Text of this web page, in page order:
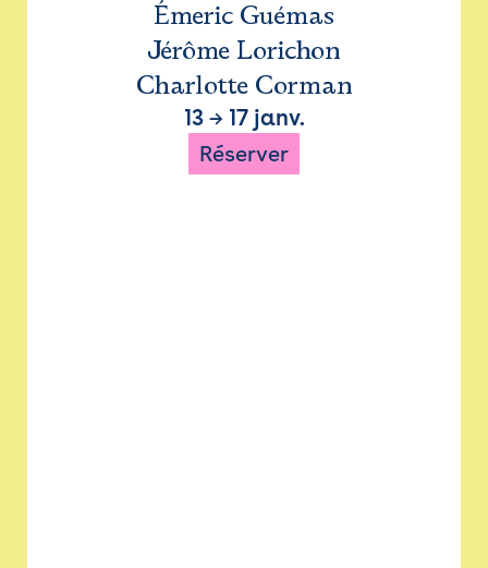
Émeric Guémas
Jérôme Lorichon
Charlotte Corman
13→ 17 janv.
Réserver